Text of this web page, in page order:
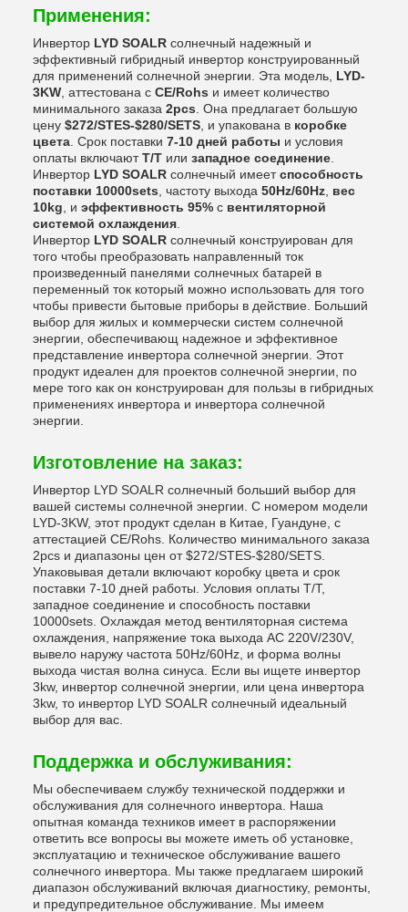
Применения:
Инвертор LYD SOALR солнечный надежный и
эффективный гибридный инвертор конструированный
для применений солнечной энергии. Эта модель, LYD-
3KW , аттестована с CE/Rohs и имеет количество
минимального заказа 2pcs . Она предлагает большую
цену $272/STES-$280/SETS , и упакована в коробке
цвета . Срок поставки 7-10 дней работы и условия
оплаты включаютT/T или западное соединение
Инвертор LYD SOALR солнечный имеетспособность
поставки 10000sets , частоту выхода 50Hz/60Hz вес
10kg , и эффективность 95% с вентиляторной
системой охлаждения
Инвертор LYD SOALR солнечный конструирован для
того чтобы преобразовать направленный ток
произведенный панелями солнечных батарей в
переменный ток который можно использовать для того
чтобы привести бытовые приборы в действие. Больший
выбор для жилых и коммерчески систем солнечной
энергии, обеспечивающ надежное и эффективное
представление инвертора солнечной энергии. Этот
продукт идеален для проектов солнечной энергии, по
мере того как он конструирован для пользы в гибридных
применениях инвертора и инвертора солнечной
энергии.
Изготовление на заказ:
Инвертор LYD SOALR солнечный больший выбор для
вашей системы солнечной энергии. С номером модели
LYD-3KW, этот продукт сделан в Китае, Гуандуне, с
аттестацией CE/Rohs. Количество минимального заказа
2pcs и диапазоны цен от $272/STES-$280/SETS.
Упаковывая детали включают коробку цвета и срок
поставки 7-10 дней работы. Условия оплаты T/T,
западное соединение и способность поставки
10000sets. Охлаждая метод вентиляторная система
охлаждения, напряжение тока выхода AC 220V/230V,
вывело наружу частота 50Hz/60Hz, и форма волны
выхода чистая волна синуса. Если вы ищете инвертор
3kw, инвертор солнечной энергии, или цена инвертора
3kw, то инвертор LYD SOALR солнечный идеальный
выбор для вас.
Поддержка и обслуживания:
Мы обеспечиваем службу технической поддержки и
обслуживания для солнечного инвертора. Наша
опытная команда техников имеет в распоряжении
ответить все вопросы вы можете иметь об установке,
эксплуатацию и техническое обслуживание вашего
солнечного инвертора. Мы также предлагаем широкий
диапазон обслуживаний включая диагностику, ремонты,
и предупредительное обслуживание. Мы имеем